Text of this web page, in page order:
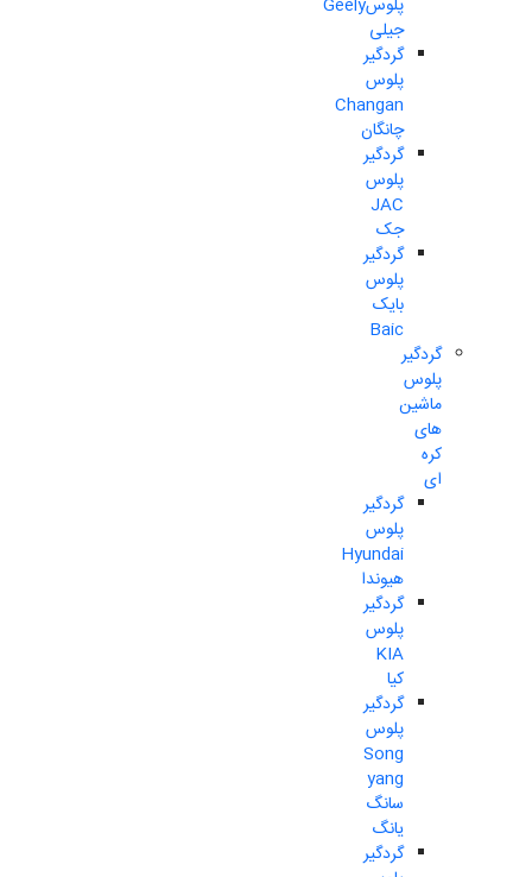
پلوسGeely
جیلی
گردگیر
پلوس
Changan
چانگان
گردگیر
پلوس
JAC
جک
گردگیر
پلوس
بایک
Baic
گردگیر
پلوس
ماشین
های
کره
ای
گردگیر
پلوس
Hyundai
هیوندا
گردگیر
پلوس
KIA
کیا
گردگیر
پلوس
Song
yang
سانگ
یانگ
گردگیر